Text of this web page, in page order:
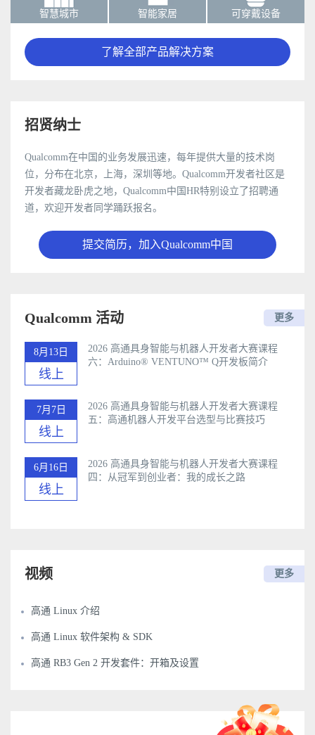
智慧城市 智能家居 可穿戴设备
了解全部产品解决方案
招贤纳士
Qualcomm在中国的业务发展迅速，每年提供大量的技术岗
位，分布在北京，上海，深圳等地。Qualcomm开发者社区是
开发者藏龙卧虎之地，Qualcomm中国HR特别设立了招聘通
道，欢迎开发者同学踊跃报名。
提交简历，加入Qualcomm中国
Qualcomm 活动 更多
8月13日
线上
2026 高通具身智能与机器人开发者大赛课程
六：Arduino®️ VENTUNO™ Q开发板简介
7月7日
线上
2026 高通具身智能与机器人开发者大赛课程
五：高通机器人开发平台选型与比赛技巧
6月16日
线上
2026 高通具身智能与机器人开发者大赛课程
四：从冠军到创业者：我的成长之路
视频 更多
高通 Linux 介绍
高通 Linux 软件架构 & SDK
高通 RB3 Gen 2 开发套件：开箱及设置